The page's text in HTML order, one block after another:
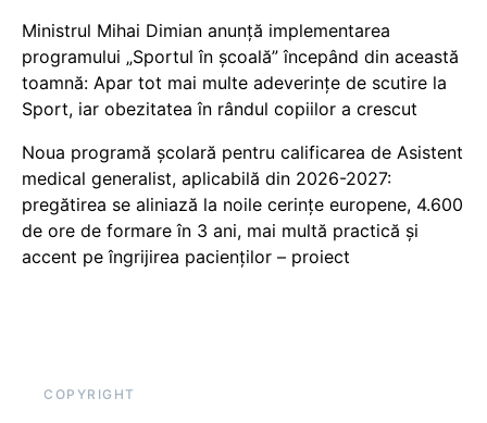
Ministrul Mihai Dimian anunță implementarea
programului „Sportul în școală” începând din această
toamnă: Apar tot mai multe adeverințe de scutire la
Sport, iar obezitatea în rândul copiilor a crescut
Noua programă școlară pentru calificarea de Asistent
medical generalist, aplicabilă din 2026-2027:
pregătirea se aliniază la noile cerințe europene, 4.600
de ore de formare în 3 ani, mai multă practică și
accent pe îngrijirea pacienților – proiect
COPYRIGHT